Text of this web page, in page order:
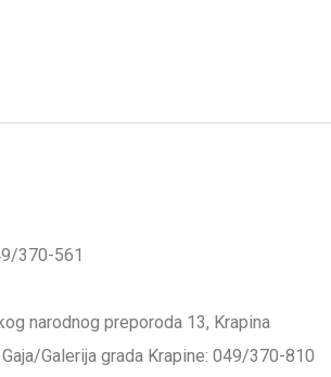
370-561
narodnog preporoda 13, Krapina
Galerija grada Krapine: 049/370-810